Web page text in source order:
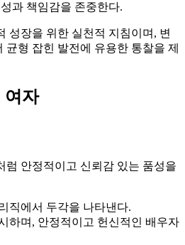
과 책임감을 존중한다.
성장을 위한 실천적 지침이며, 변
균형 잡힌 발전에 유용한 통찰을 제
여자
럼 안정적이고 신뢰감 있는 품성을
직에서 두각을 나타낸다.
하며, 안정적이고 헌신적인 배우자